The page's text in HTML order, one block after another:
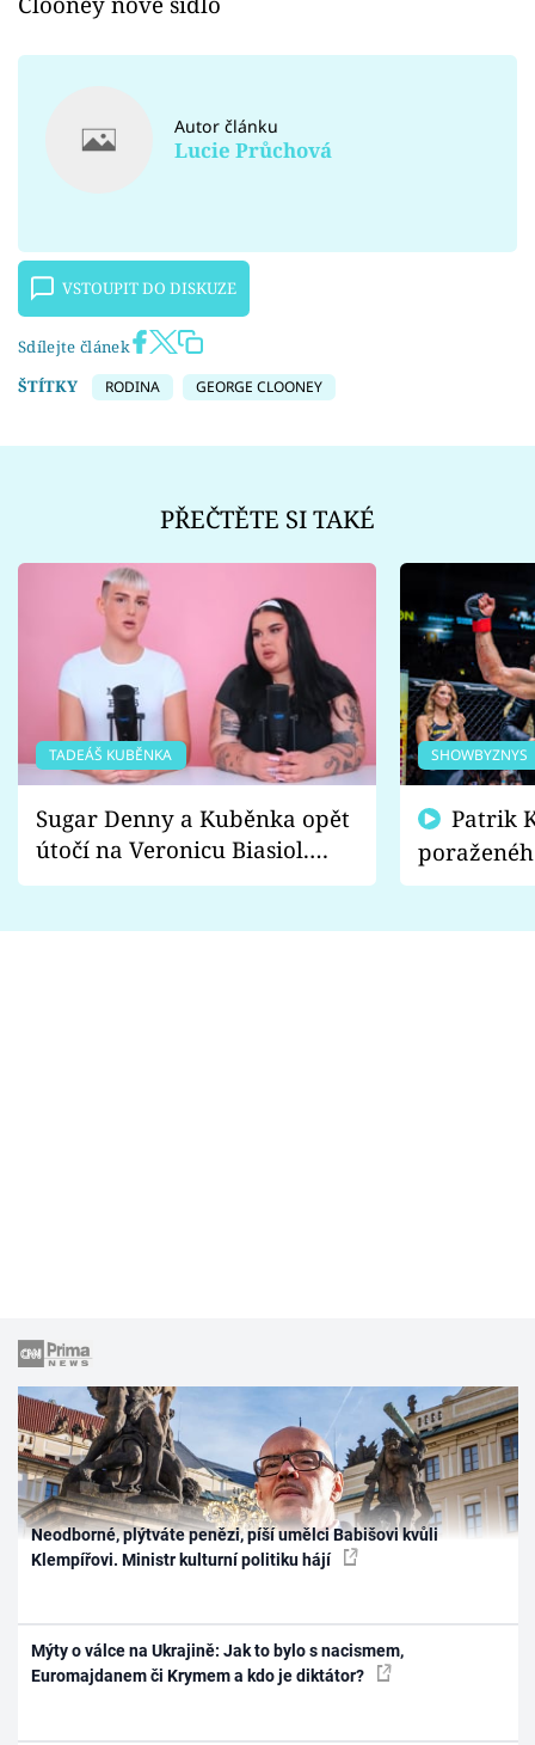
Autor článku
Lucie Průchová
VSTOUPIT DO DISKUZE
Sdílejte článek
ŠTÍTKY
RODINA GEORGE CLOONEY
PŘEČTĚTE SI TAKÉ
TADEÁŠ KUBĚNKA
Sugar Denny a Kuběnka opět
útočí na Veronicu Biasiol.
Proč je podle nich falešná a
SHOWBYZNYS
fanoušci
Neodborné, plýtváte penězi, píší umělci Babišovi kvůli
Klempířovi. Ministr kulturní politiku hájí
Mýty o válce na Ukrajině: Jak to bylo s nacismem,
Euromajdanem či Krymem a kdo je diktátor?